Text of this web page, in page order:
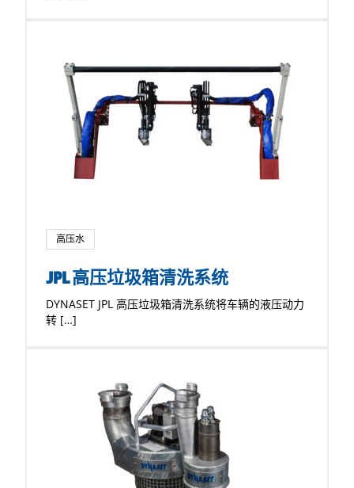
高压水
JPL 高压垃圾箱清洗系统
DYNASET JPL 高压垃圾箱清洗系统将车辆的液压动力
转 […]